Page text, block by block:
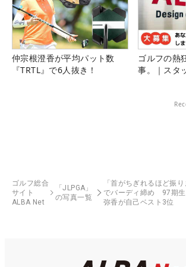
仲宗根澄香が平均パット数
『TRTL』で6人抜き！
ゴルフの熱
事。｜スタ
ゴルフ総合
サイト
ALBA Net
「JLPGA」
の写真一覧
「首がちぎれるほど振
でバーディ締め 97期
弥香が自己ベスト3位